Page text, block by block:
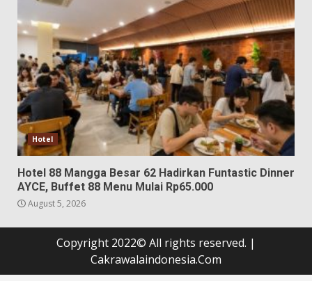
Hotel
Hotel 88 Mangga Besar 62 Hadirkan Funtastic Dinner
AYCE, Buffet 88 Menu Mulai Rp65.000
August 5, 2026
Copyright 2022© All rights reserved. |
Cakrawalaindonesia.Com